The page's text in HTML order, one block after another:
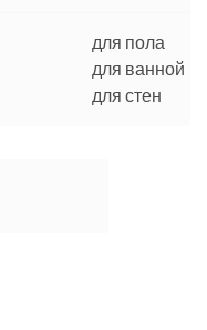
для пола
для ванной
для стен